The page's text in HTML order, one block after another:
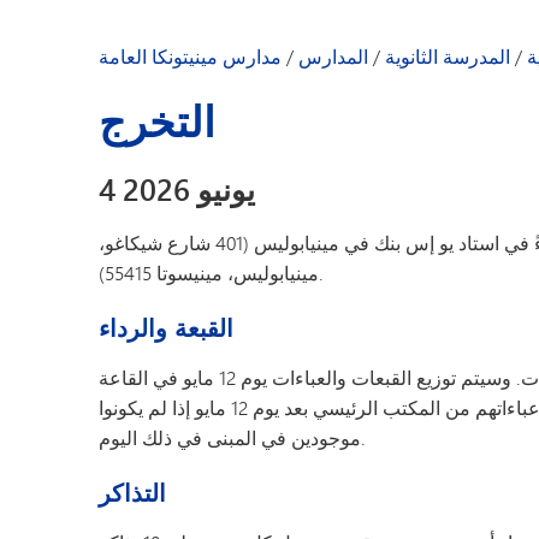
الإعلانات اليومية
نبذة عن المدرسة
مدارس مينيتونكا العامة / المدارس / المدرسة الثانوية /
التخرج
4 يونيو 2026
ستُقام الحفل يوم الخميس 4 يونيو 2026 في الساعة 7 مساءً في استاد يو إس بنك في مينيابوليس (401 شارع شيكاغو،
مينيابوليس، مينيسوتا 55415).
القبعة والرداء
قام الطلاب في المدرسة بتقديم طلبات شراء القبعات والعباءات. وسيتم توزيع القبعات والعباءات يوم 12 مايو في القاعة
المشتركة خلال ساعات الغداء. ويمكن للطلاب استلام قبعاتهم وعباءاتهم من المكتب الرئيسي بعد يوم 12 مايو إذا لم يكونوا
موجودين في المبنى في ذلك اليوم.
التذاكر